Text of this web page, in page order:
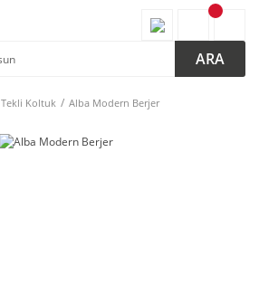
ARA
Tekli Koltuk Alba Modern Berjer